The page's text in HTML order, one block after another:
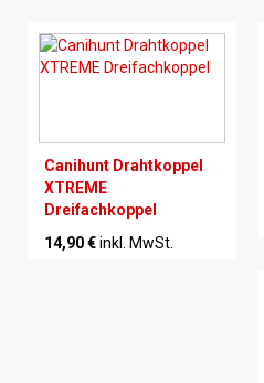
Canihunt Drahtkoppel
XTREME
Dreifachkoppel
14,90 €inkl. MwSt.